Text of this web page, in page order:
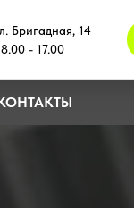
Бригадная, 14
- 17.00